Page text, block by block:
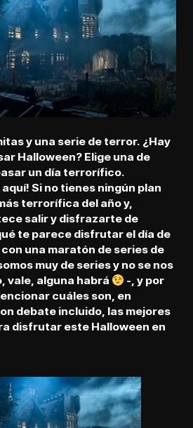
y una serie de terror. ¿Hay
Halloween? Elige una de
un día terrorífico.
Si no tienes ningún plan
terrorífica del año y,
salir y disfrazarte de
te parece disfrutar el día de
una maratón de series de
muy de series y no se nos
vale, alguna habrá
-, y por
cuáles son, en
debate incluido, las mejores
disfrutar este Halloween en